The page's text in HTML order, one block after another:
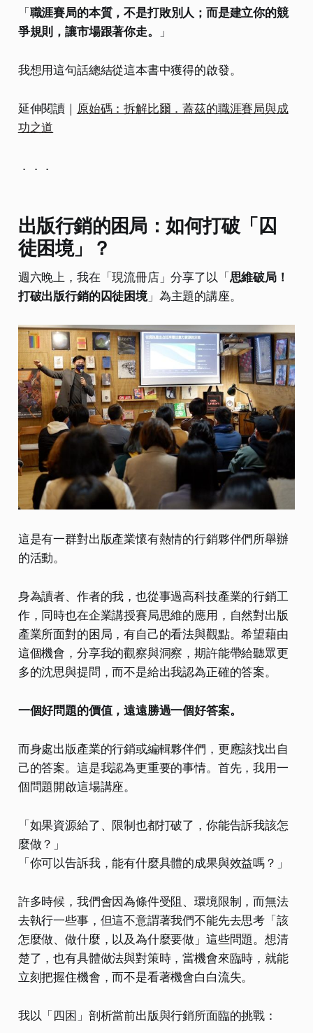
「職涯賽局的本質，不是打敗別人；而是建立你的競
爭規則，讓市場跟著你走。
」
我想用這句話總結從這本書中獲得的啟發。
延伸閱讀｜ 原始碼：拆解比爾．蓋茲的職涯賽局與成
功之道
．．．
出版行銷的困局：如何打破「囚
徒困境」？
週六晚上，我在「現流冊店」分享了以「思維破局！
打破出版行銷的囚徒困境」為主題的講座。
這是有一群對出版產業懷有熱情的行銷夥伴們所舉辦
的活動。
身為讀者、作者的我，也從事過高科技產業的行銷工
作，同時也在企業講授賽局思維的應用，自然對出版
產業所面對的困局，有自己的看法與觀點。希望藉由
這個機會，分享我的觀察與洞察，期許能帶給聽眾更
多的沈思與提問，而不是給出我認為正確的答案。
一個好問題的價值，遠遠勝過一個好答案。
而身處出版產業的行銷或編輯夥伴們，更應該找出自
己的答案。這是我認為更重要的事情。首先，我用一
個問題開啟這場講座。
「如果資源給了、限制也都打破了，你能告訴我該怎
麼做？」
「你可以告訴我，能有什麼具體的成果與效益嗎？」
許多時候，我們會因為條件受阻、環境限制，而無法
去執行一些事，但這不意謂著我們不能先去思考「該
怎麼做、做什麼，以及為什麼要做」這些問題。想清
楚了，也有具體做法與對策時，當機會來臨時，就能
立刻把握住機會，而不是看著機會白白流失。
我以「四困」剖析當前出版與行銷所面臨的挑戰：